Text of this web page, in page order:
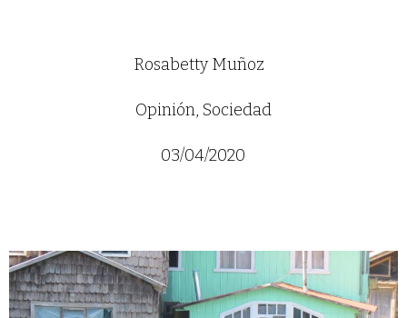
Rosabetty Muñoz
Opinión, Sociedad
03/04/2020